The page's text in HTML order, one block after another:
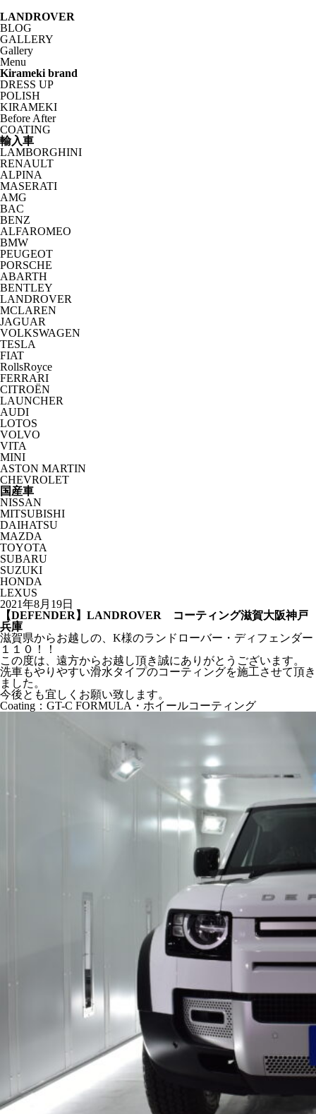
LANDROVER
BLOG
GALLERY
Gallery
Menu
Kirameki brand
DRESS UP
POLISH
KIRAMEKI
Before After
COATING
輸入車
LAMBORGHINI
RENAULT
ALPINA
MASERATI
AMG
BAC
BENZ
ALFAROMEO
BMW
PEUGEOT
PORSCHE
ABARTH
BENTLEY
LANDROVER
MCLAREN
JAGUAR
VOLKSWAGEN
TESLA
FIAT
RollsRoyce
FERRARI
CITROËN
LAUNCHER
AUDI
LOTOS
VOLVO
VITA
MINI
ASTON MARTIN
CHEVROLET
国産車
NISSAN
MITSUBISHI
DAIHATSU
MAZDA
TOYOTA
SUBARU
SUZUKI
HONDA
LEXUS
2021年8月19日
【DEFENDER】LANDROVER コーティング滋賀大阪神戸
兵庫
滋賀県からお越しの、K様のランドローバー・ディフェンダー
１１０！！
この度は、遠方からお越し頂き誠にありがとうございます。
洗車もやりやすい滑水タイプのコーティングを施工させて頂き
ました。
今後とも宜しくお願い致します。
Coating：GT-C FORMULA・ホイールコーティング